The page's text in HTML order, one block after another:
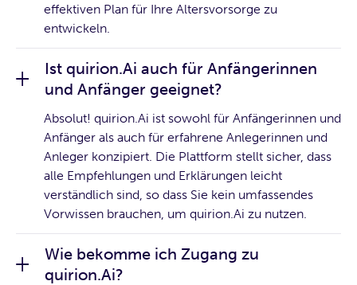
effektiven Plan für Ihre Altersvorsorge zu
entwickeln.
Ist quirion.Ai auch für Anfängerinnen
und Anfänger geeignet?
Absolut! quirion.Ai ist sowohl für Anfängerinnen und
Anfänger als auch für erfahrene Anlegerinnen und
Anleger konzipiert. Die Plattform stellt sicher, dass
alle Empfehlungen und Erklärungen leicht
verständlich sind, so dass Sie kein umfassendes
Vorwissen brauchen, um quirion.Ai zu nutzen.
Wie bekomme ich Zugang zu
quirion.Ai?